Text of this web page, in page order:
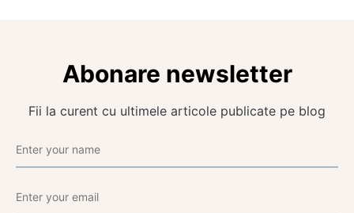
Abonare newsletter
Fii la curent cu ultimele articole publicate pe blog